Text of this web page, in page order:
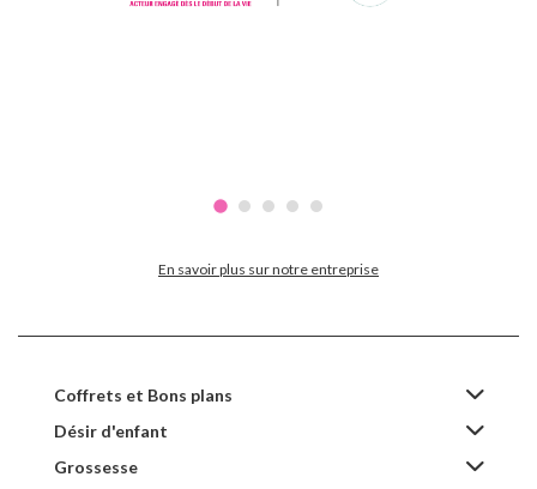
En savoir plus sur notre entreprise
Coffrets et Bons plans
Désir d'enfant
Grossesse